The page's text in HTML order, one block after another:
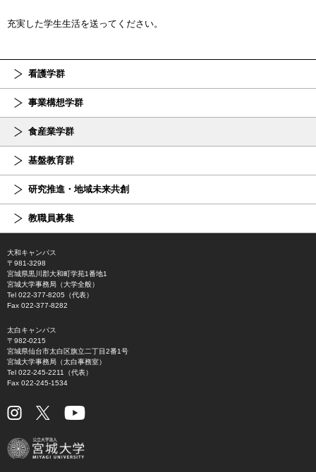
充実した学生生活を送ってください。
看護学群
事業構想学群
食産業学群
基盤教育群
研究推進・地域未来共創
教職員募集
大和キャンパス
〒981-3298
宮城県黒川郡大和町学苑1番地1
宮城大学事務局（大学全般）
Tel 022-377-8205（代表）
Fax 022-377-8282
太白キャンパス
〒982-0215
宮城県仙台市太白区旗立二丁目2番1号
宮城大学事務局（太白事務室）
Tel 022-245-2211（代表）
Fax 022-245-1534